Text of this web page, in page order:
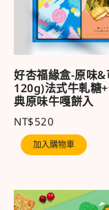
好杏福緣盒-原味&
120g)法式牛軋糖
典原味牛嘎餅入
NT$520
加入購物車